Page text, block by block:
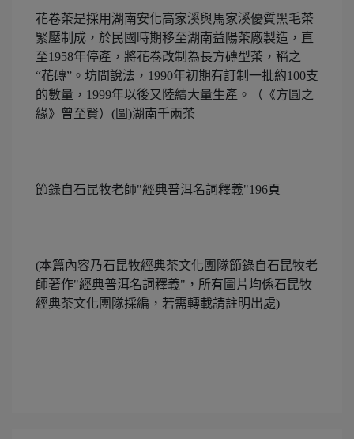
花卷茶是採用湖南安化高家溪與馬家溪優質黑毛茶
緊壓制成，於民國時期移至湖南益陽茶廠製造，直
至1958年停產，將花卷改制為長方磚型茶，稱之
“花磚”。坊間說法，1990年初期有訂制一批約100支
的數量，1999年以後又陸續大量生產。（《方圓之
緣》曾至賢）(圖)湖南千兩茶
節錄自石昆牧老師"經典普洱名詞釋義"196頁
(本篇內容乃石昆牧經典茶文化團隊節錄自石昆牧老
師著作"經典普洱名詞釋義"，所有圖片均係石昆牧
經典茶文化團隊採編，若需轉載請註明出處)